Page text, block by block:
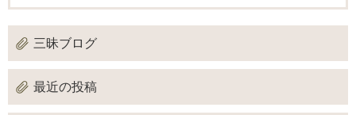
三昧ブログ
最近の投稿